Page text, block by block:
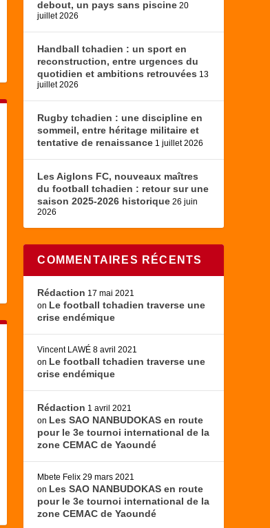
debout, un pays sans piscine 20
juillet 2026
Handball tchadien : un sport en
reconstruction, entre urgences du
quotidien et ambitions retrouvées 13
juillet 2026
Rugby tchadien : une discipline en
sommeil, entre héritage militaire et
tentative de renaissance 1 juillet 2026
Les Aiglons FC, nouveaux maîtres
du football tchadien : retour sur une
saison 2025-2026 historique 26 juin
2026
COMMENTAIRES RÉCENTS
Rédaction 17 mai 2021
on Le football tchadien traverse une
crise endémique
Vincent LAWÉ 8 avril 2021
on Le football tchadien traverse une
crise endémique
Rédaction 1 avril 2021
on Les SAO NANBUDOKAS en route
pour le 3e tournoi international de la
zone CEMAC de Yaoundé
Mbete Felix 29 mars 2021
on Les SAO NANBUDOKAS en route
pour le 3e tournoi international de la
zone CEMAC de Yaoundé